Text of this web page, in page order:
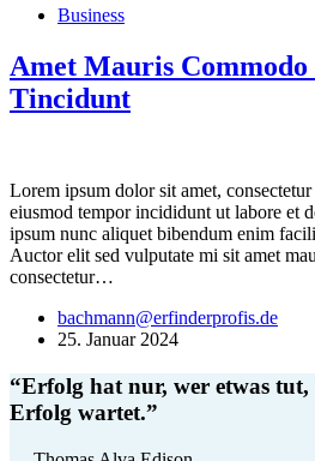
Business
Amet Mauris
Tincidunt
Lorem ipsum dolor sit amet,
eiusmod tempor incididunt ut labore et
ipsum nunc aliquet bibendum enim
Auctor elit sed vulputate mi sit amet
consectetur…
bachmann@erfinderprofis.de
25. Januar 2024
“Erfolg hat nur, wer etwas
Erfolg wartet.”